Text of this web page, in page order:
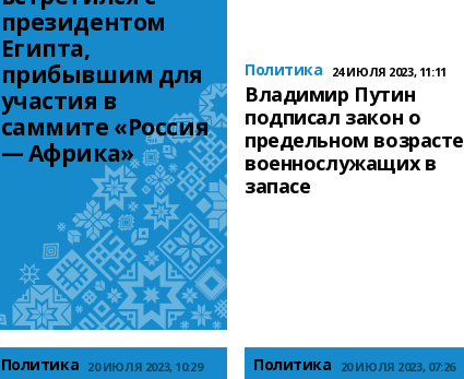
президентом
Египта,
прибывшим для
участия в
саммите «Россия
— Африка»
Политика 24 ИЮЛЯ 2023, 11:11
Владимир Путин
подписал закон о
предельном возрасте
военнослужащих в
запасе
Политика 20 ИЮЛЯ 2023, 10:29 Политика 20 ИЮЛЯ 2023, 07:26